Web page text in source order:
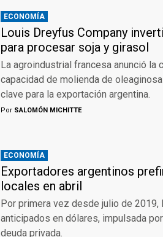
ECONOMÍA
Louis Dreyfus Company
para procesar soja y girasol
La agroindustrial francesa anunció la
capacidad de molienda de
clave para la exportación argentina.
Por SALOMÓN MICHITTE
ECONOMÍA
Exportadores argentinos
locales en abril
Por primera vez desde julio de
anticipados en dólares, impulsada
deuda privada.